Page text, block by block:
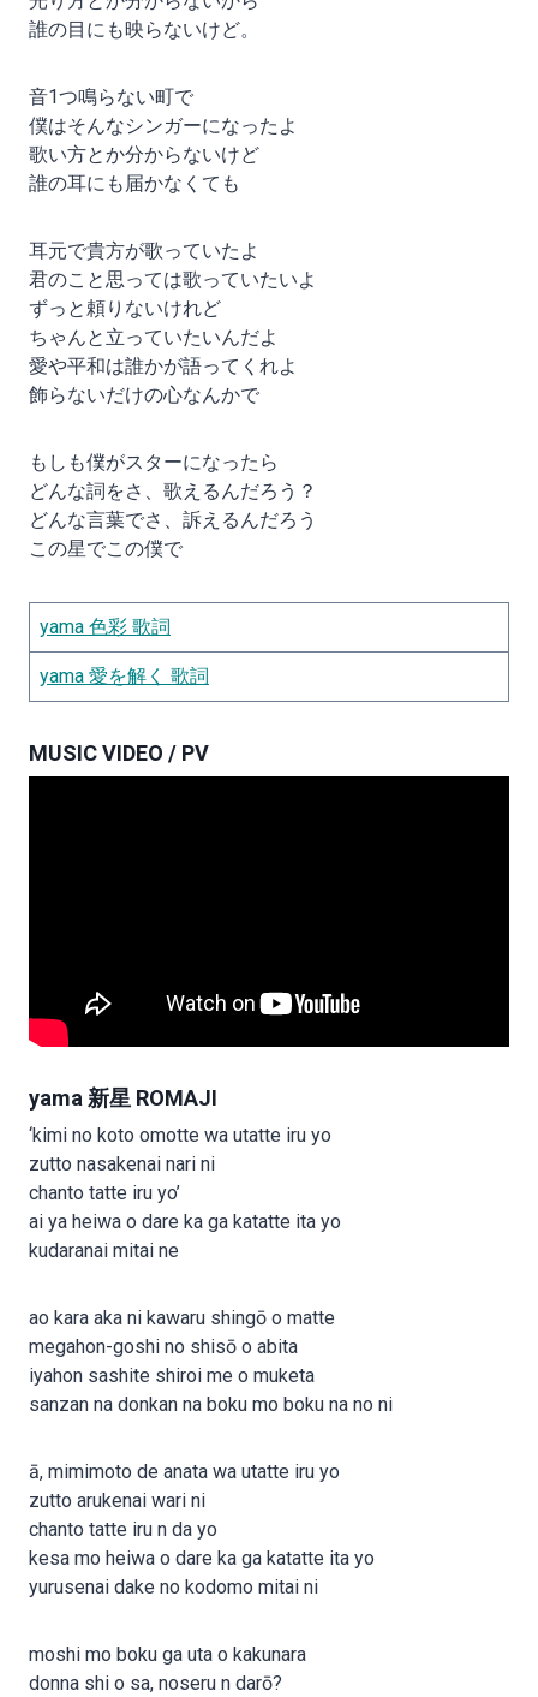
誰の目にも映らないけど。
音1つ鳴らない町で
僕はそんなシンガーになったよ
歌い方とか分からないけど
誰の耳にも届かなくても
耳元で貴方が歌っていたよ
君のこと思っては歌っていたいよ
ずっと頼りないけれど
ちゃんと立っていたいんだよ
愛や平和は誰かが語ってくれよ
飾らないだけの心なんかで
もしも僕がスターになったら
どんな詞をさ、歌えるんだろう？
どんな言葉でさ、訴えるんだろう
この星でこの僕で
yama 色彩 歌詞
yama 愛を解く 歌詞
MUSIC VIDEO / PV
yama 新星 ROMAJI
‘kimi no koto omotte wa utatte iru yo
zutto nasakenai nari ni
chanto tatte iru yo’
ai ya heiwa o dare ka ga katatte ita yo
kudaranai mitai ne
ao kara aka ni kawaru shingō o matte
megahon-goshi no shisō o abita
iyahon sashite shiroi me o muketa
sanzan na donkan na boku mo boku na no ni
ā, mimimoto de anata wa utatte iru yo
zutto arukenai wari ni
chanto tatte iru n da yo
kesa mo heiwa o dare ka ga katatte ita yo
yurusenai dake no kodomo mitai ni
moshi mo boku ga uta o kakunara
donna shi o sa, noseru n darō?